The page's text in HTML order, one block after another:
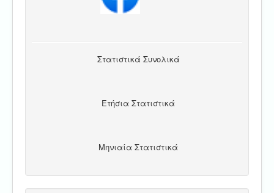
Στατιστικά Συνολικά
Ετήσια Στατιστικά
Μηνιαία Στατιστικά